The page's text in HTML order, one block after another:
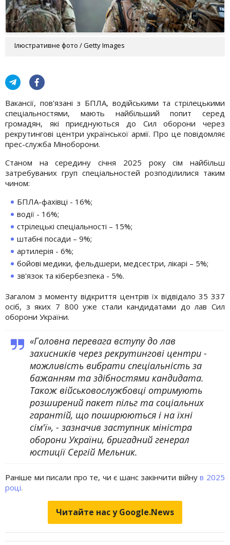
Ілюстративне фото / Getty Images
Вакансії, пов'язані з БПЛА, водійськими та стрілецькими
спеціальностями, мають найбільший попит серед
громадян, які приєднуються до Сил оборони через
рекрутингові центри української армії. Про це повідомляє
прес-служба Міноборони.
Станом на середину січня 2025 року сім найбільш
затребуваних груп спеціальностей розподілилися таким
чином:
БПЛА-фахівці - 16%;
водії - 16%;
стрілецькі спеціальності – 15%;
штабні посади – 9%;
артилерія - 6%;
бойові медики, фельдшери, медсестри, лікарі – 5%;
зв'язок та кібербезпека - 5%.
Загалом з моменту відкриття центрів їх відвідало 35 337
осіб, з яких 7 800 уже стали кандидатами до лав Сил
оборони України.
«Головна перевага вступу до лав
захисників через рекрутингові центри -
можливість вибрати спеціальність за
бажанням та здібностями кандидата.
Також військовослужбовці отримують
розширений пакет пільг та соціальних
гарантій, що поширюються і на їхні
сім'ї», - зазначив заступник міністра
оборони України, бригадний генерал
юстиції Сергій Мельник.
Раніше ми писали про те, чи є шанс закінчити війнув 2025
році.
Читайте нас у Google.News